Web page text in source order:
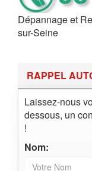
Dépannage et
sur-Seine
RAPPEL
Laissez-nous
dessous, un
!
Nom: